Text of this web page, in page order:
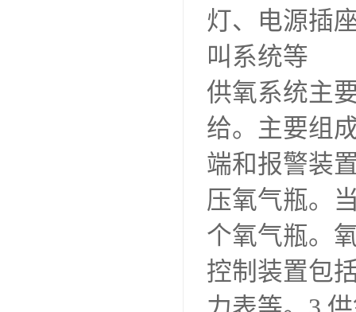
灯、电源插
叫系统等
供氧系统主
给。主要组
端和报警装
压氧气瓶。
个氧气瓶。
控制装置包